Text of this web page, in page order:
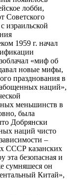
лобби,
Советского
израильской
1959 г. начал
«миф об
новые мифы,
празднования в
наций»,
меньшинств в
была
Добрянски
наций чисто
–
СССР казанских
эта безопасная и
сумняшеся он
Китай»,